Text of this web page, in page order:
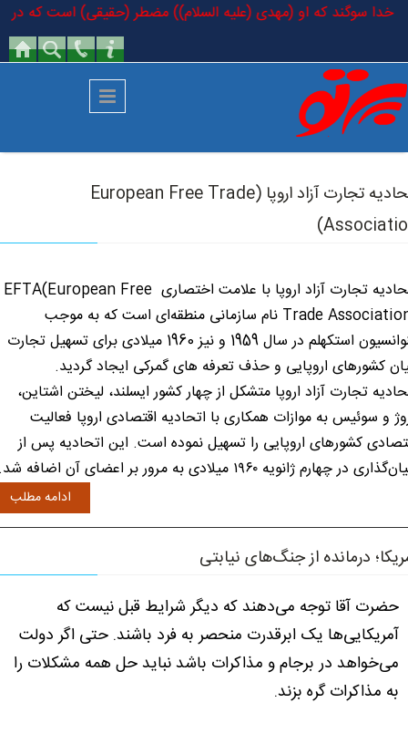
رفتن به محتوای اصلی
به خدا سوگند که او (مهدی (علیه السلام)) مضطر (حقیقی) است که در
اتحادیه تجارت آزاد اروپا (European Free Trade
اتحادیه تجارت آزاد اروپا با علامت اختصاری EFTA(European Free
Trade Association) نام سازمانی منطقه‌ای است که به موجب
کنوانسیون استکهلم در سال 1959 و نیز 1960 میلادی برای تسهیل تجارت
کشورهای اروپایی و حذف تعرفه های گمرکی ایجاد گردید.
تجارت آزاد اروپا متشکل از چهار کشور ایسلند، لیختن اشتاین،
و سوئیس به موازات همکاری با اتحادیه اقتصادی اروپا فعالیت
کشورهای اروپایی را تسهیل نموده است. این اتحادیه پس از
در چهارم ژانویه ۱۹۶۰ میلادی به مرور بر اعضای آن اضافه شد.
ادامه مطلب
درمانده از جنگ‌های نیابتی
حضرت آقا توجه می‌دهند که دیگر شرایط قبل نیست که
آمریکایی‌ها یک ابرقدرت منحصر به فرد باشند. حتی اگر دولت
می‌خواهد در برجام و مذاکرات باشد نباید حل همه مشکلات را
به مذاکرات گره بزند.